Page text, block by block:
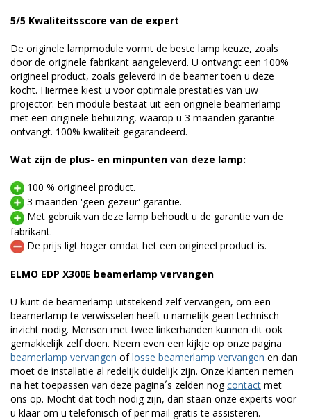
5/5 Kwaliteitsscore van de expert
De originele lampmodule vormt de beste lamp keuze, zoals
door de originele fabrikant aangeleverd. U ontvangt een 100%
origineel product, zoals geleverd in de beamer toen u deze
kocht. Hiermee kiest u voor optimale prestaties van uw
projector. Een module bestaat uit een originele beamerlamp
met een originele behuizing, waarop u 3 maanden garantie
ontvangt. 100% kwaliteit gegarandeerd.
Wat zijn de plus- en minpunten van deze lamp:
100 % origineel product.
3 maanden 'geen gezeur' garantie.
Met gebruik van deze lamp behoudt u de garantie van de
fabrikant.
De prijs ligt hoger omdat het een origineel product is.
ELMO EDP X300E beamerlamp vervangen
U kunt de beamerlamp uitstekend zelf vervangen, om een
beamerlamp te verwisselen heeft u namelijk geen technisch
inzicht nodig. Mensen met twee linkerhanden kunnen dit ook
gemakkelijk zelf doen. Neem even een kijkje op onze pagina
beamerlamp vervangen oflosse beamerlamp vervangen en dan
moet de installatie al redelijk duidelijk zijn. Onze klanten nemen
na het toepassen van deze pagina´s zelden nogcontact met
ons op. Mocht dat toch nodig zijn, dan staan onze experts voor
u klaar om u telefonisch of per mail gratis te assisteren.